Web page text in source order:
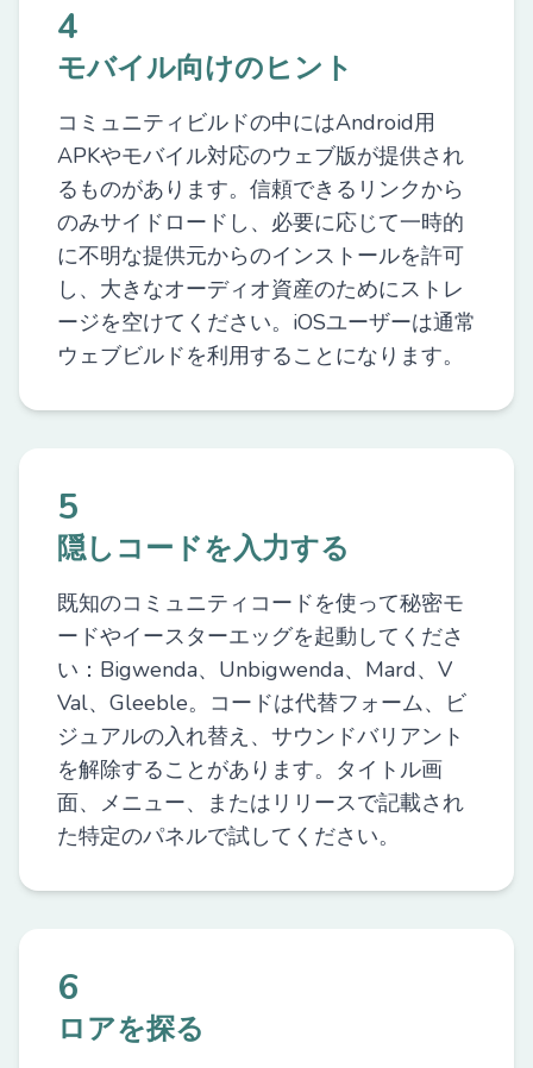
4
モバイル向けのヒント
コミュニティビルドの中にはAndroid用
APKやモバイル対応のウェブ版が提供され
るものがあります。信頼できるリンクから
のみサイドロードし、必要に応じて一時的
に不明な提供元からのインストールを許可
し、大きなオーディオ資産のためにストレ
ージを空けてください。iOSユーザーは通常
ウェブビルドを利用することになります。
5
隠しコードを入力する
既知のコミュニティコードを使って秘密モ
ードやイースターエッグを起動してくださ
い：Bigwenda、Unbigwenda、Mard、V
Val、Gleeble。コードは代替フォーム、ビ
ジュアルの入れ替え、サウンドバリアント
を解除することがあります。タイトル画
面、メニュー、またはリリースで記載され
た特定のパネルで試してください。
6
ロアを探る